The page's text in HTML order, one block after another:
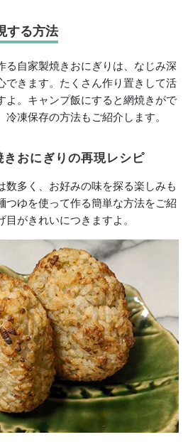
する方法
る自家製焼きおにぎりは、なじみ深
できます。たくさん作り置きして活
よ。キャンプ飯にすると網焼きがで
冷凍保存の方法もご紹介します。
おにぎりの再現レシピ
数多く、お好みの味を探る楽しみも
つゆを使って作る簡単な方法をご紹
がきれいにつきますよ。